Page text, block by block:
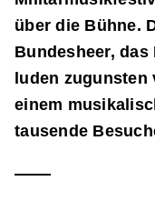
über die Bühne.
Bundesheer,
luden zugunsten
einem
tausende